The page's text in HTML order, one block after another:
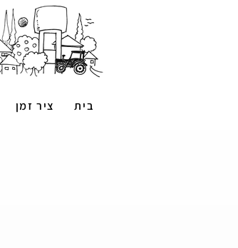
בית ציר זמן